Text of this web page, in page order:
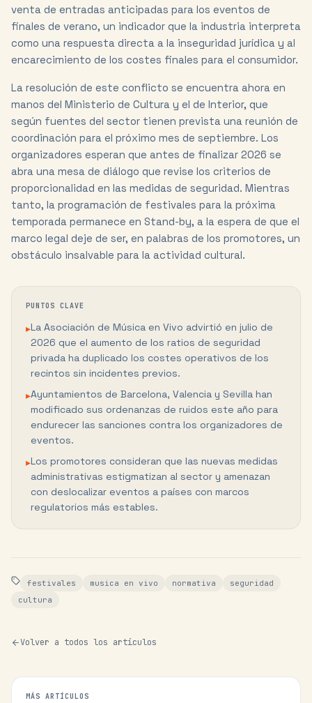
venta de entradas anticipadas para los eventos de
finales de verano, un indicador que la industria interpreta
como una respuesta directa a la inseguridad jurídica y al
encarecimiento de los costes finales para el consumidor.
La resolución de este conflicto se encuentra ahora en
manos del Ministerio de Cultura y el de Interior, que
según fuentes del sector tienen prevista una reunión de
coordinación para el próximo mes de septiembre. Los
organizadores esperan que antes de finalizar 2026 se
abra una mesa de diálogo que revise los criterios de
proporcionalidad en las medidas de seguridad. Mientras
tanto, la programación de festivales para la próxima
temporada permanece en Stand-by, a la espera de que el
marco legal deje de ser, en palabras de los promotores, un
obstáculo insalvable para la actividad cultural.
PUNTOS CLAVE
▸La Asociación de Música en Vivo advirtió en julio de
2026 que el aumento de los ratios de seguridad
privada ha duplicado los costes operativos de los
recintos sin incidentes previos.
▸Ayuntamientos de Barcelona, Valencia y Sevilla han
modificado sus ordenanzas de ruidos este año para
endurecer las sanciones contra los organizadores de
eventos.
▸Los promotores consideran que las nuevas medidas
administrativas estigmatizan al sector y amenazan
con deslocalizar eventos a países con marcos
regulatorios más estables.
festivales musica en vivo normativa
seguridad
cultura
Volver a todos los artículos
MÁS ARTÍCULOS